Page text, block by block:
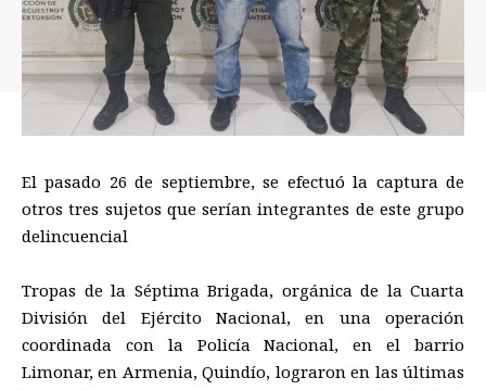
El pasado 26 de septiembre, se efectuó la captura de
otros tres sujetos que serían integrantes de este grupo
delincuencial
Tropas de la Séptima Brigada, orgánica de la Cuarta
División del Ejército Nacional, en una operación
coordinada con la Policía Nacional, en el barrio
Limonar, en Armenia, Quindío, lograron en las últimas